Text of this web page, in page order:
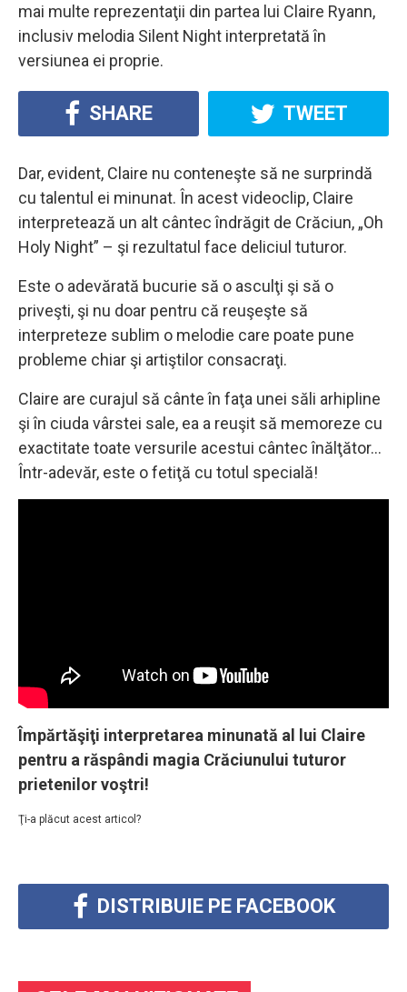
mai multe reprezentaţii din partea lui Claire Ryann,
inclusiv melodia Silent Night interpretată în
versiunea ei proprie.
SHARE TWEET
Dar, evident, Claire nu conteneşte să ne surprindă
cu talentul ei minunat. În acest videoclip, Claire
interpretează un alt cântec îndrăgit de Crăciun, „Oh
Holy Night” – şi rezultatul face deliciul tuturor.
Este o adevărată bucurie să o asculţi şi să o
priveşti, şi nu doar pentru că reuşeşte să
interpreteze sublim o melodie care poate pune
probleme chiar şi artiştilor consacraţi.
Claire are curajul să cânte în faţa unei săli arhipline
şi în ciuda vârstei sale, ea a reuşit să memoreze cu
exactitate toate versurile acestui cântec înălţător…
Într-adevăr, este o fetiţă cu totul specială!
Împărtăşiţi interpretarea minunată al lui Claire
pentru a răspândi magia Crăciunului tuturor
prietenilor voştri!
Ţi-a plăcut acest articol?
DISTRIBUIE PE FACEBOOK